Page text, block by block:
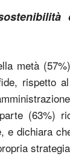
metà
rispetto
(63%)
e dichiara